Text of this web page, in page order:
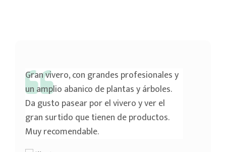
Gran vivero, con grandes profesionales y
un amplio abanico de plantas y árboles.
Da gusto pasear por el vivero y ver el
gran surtido que tienen de productos.
Muy recomendable.